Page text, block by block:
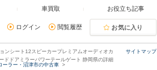
車買取 お役立ち記事
ログイン 閲覧履歴 お気に入り
サイトマップ
ンシート12スピーカープレミアムオーディオカ
ドドアミラーパワーテールゲート 静岡県の詳細
ーラー・沼津市の中古車